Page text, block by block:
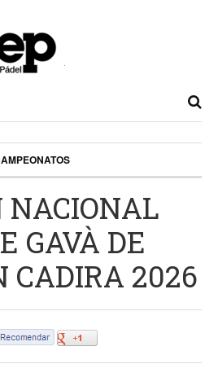
NACIONAL
GAVÀ DE
CADIRA 2026